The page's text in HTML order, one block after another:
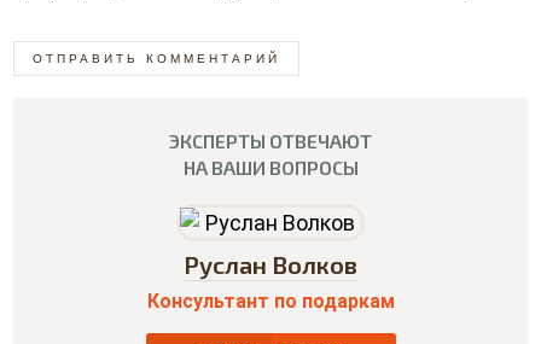
ЭКСПЕРТЫ ОТВЕЧАЮТ
НА ВАШИ ВОПРОСЫ
Руслан Волков
Консультант по подаркам